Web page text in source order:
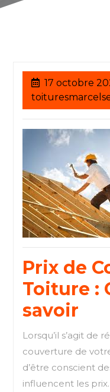
17 octobre
Prix de
Toiture :
savoir
Lorsqu’il s’agit de
couverture de
d’être conscient
influencent les